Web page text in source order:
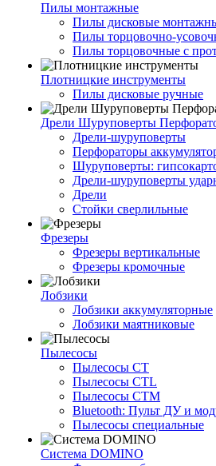
Пилы монтажные
Пилы дисковые
Пилы торцовочно-
Пилы торцовочные с
Плотницкие инструменты
Пилы дисковые ручные
Дрели Шуруповерты
Дрели-шуруповерты
Перфораторы
Шуруповерты:
Дрели-шуруповерты
Дрели
Стойки сверлильные
Фрезеры
Фрезеры вертикальные
Фрезеры кромочные
Лобзики
Лобзики аккумуляторные
Лобзики маятниковые
Пылесосы
Пылесосы CT
Пылесосы CTL
Пылесосы CTM
Bluetooth: Пульт ДУ и
Пылесосы специальные
Система DOMINO